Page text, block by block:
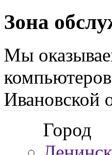
Зона
Мы
Ивановской
Город